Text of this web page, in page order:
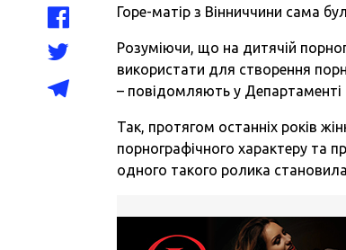
Горе-матір з Вінниччини сама
Розуміючи, що на дитячій
використати для створення
– повідомляють у Департаменті
Так, протягом останніх років
порнографічного характеру та
одного такого ролика